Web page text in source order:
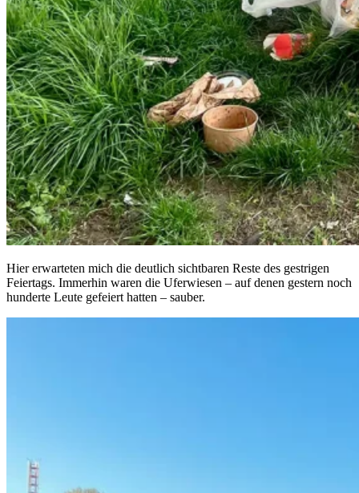
Hier erwarteten mich die deutlich sichtbaren Reste des gestrigen
Feiertags. Immerhin waren die Uferwiesen – auf denen gestern noch
hunderte Leute gefeiert hatten – sauber.